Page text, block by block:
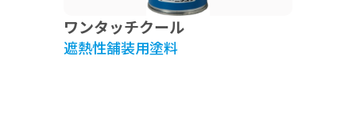
ワンタッチクール
遮熱性舗装用塗料